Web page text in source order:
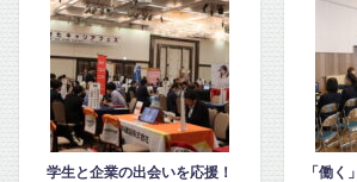
「働く」を少し身近に。仙北地